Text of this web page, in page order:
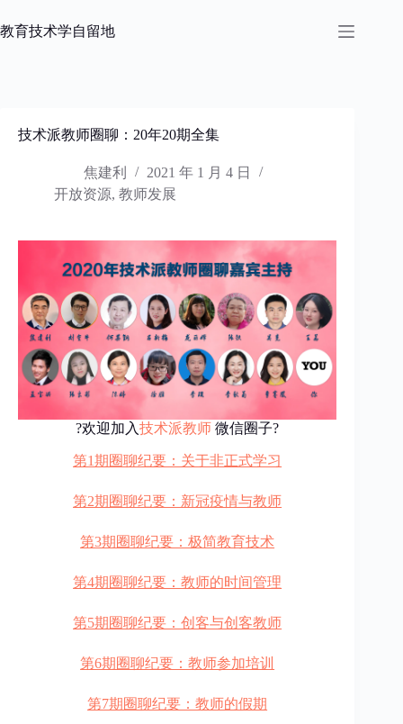
过
教育技术学自留地
技术派教师圈聊：20年20期全集
焦建利
2021 年 1 月 4 日
开放资源, 教师发展
?欢迎加入技术派教师 微信圈子?
第1期圈聊纪要：关于非正式学习
第2期圈聊纪要：新冠疫情与教师
第3期圈聊纪要：极简教育技术
第4期圈聊纪要：教师的时间管理
第5期圈聊纪要：创客与创客教师
第6期圈聊纪要：教师参加培训
第7期圈聊纪要：教师的假期